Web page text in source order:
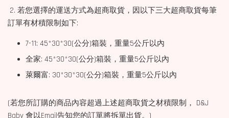
2. 若您選擇的運送方式為超商取貨，因以下三大超商取貨每筆
訂單有材積限制如下:
7-11: 45*30*30(公分)箱裝，重量5公斤以內
全家: 45*30*30(公分)箱裝，重量5公斤以內
萊爾富: 30*30*30(公分)箱裝，重量5公斤以內
(若您所訂購的商品內容超過上述超商取貨之材積限制， D&J
Baby 會以Email告知您的訂單將拆單出貨。)